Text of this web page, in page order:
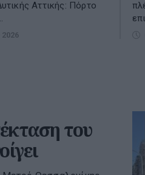
Αττικής: Πόρτο
του